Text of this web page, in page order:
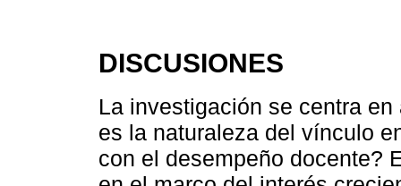
DISCUSIONES
La investigación se centra
es la naturaleza del vínculo
con el desempeño docente?